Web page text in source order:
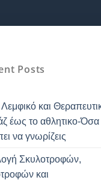
Posts
και
έως το αθλητικο-Όσα
να γνωρίζεις
Σκυλοτροφών,
και